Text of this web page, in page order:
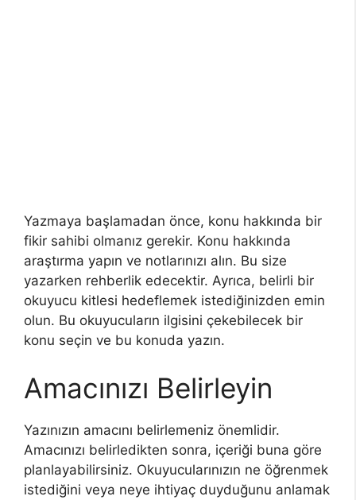
Yazmaya başlamadan önce, konu hakkında bir
fikir sahibi olmanız gerekir. Konu hakkında
araştırma yapın ve notlarınızı alın. Bu size
yazarken rehberlik edecektir. Ayrıca, belirli bir
okuyucu kitlesi hedeflemek istediğinizden emin
olun. Bu okuyucuların ilgisini çekebilecek bir
konu seçin ve bu konuda yazın.
Amacınızı Belirleyin
Yazınızın amacını belirlemeniz önemlidir.
Amacınızı belirledikten sonra, içeriği buna göre
planlayabilirsiniz. Okuyucularınızın ne öğrenmek
istediğini veya neye ihtiyaç duyduğunu anlamak